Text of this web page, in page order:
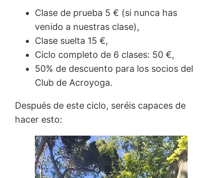
Clase de prueba 5 € (si nunca has
venido a nuestras clase),
Clase suelta 15 €,
Ciclo completo de 6 clases: 50 €,
50% de descuento para los socios del
Club de Acroyoga.
Después de este ciclo, seréis capaces de
hacer esto: